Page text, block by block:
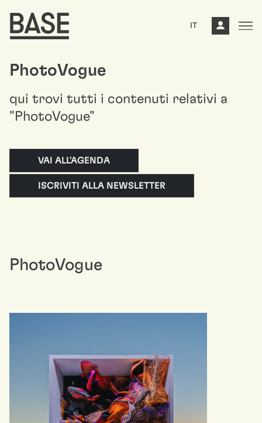
IT
PhotoVogue
qui trovi tutti i contenuti relativi a
"PhotoVogue"
VAI ALL'AGENDA
ISCRIVITI ALLA NEWSLETTER
PhotoVogue